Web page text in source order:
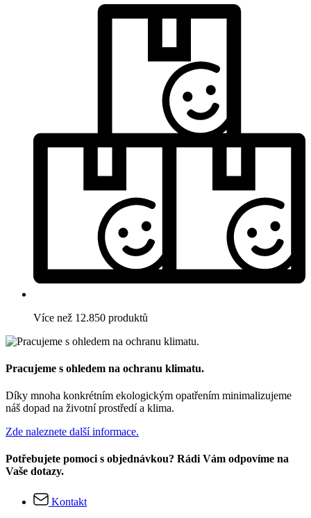
Více než 12.850 produktů
Pracujeme s ohledem na ochranu klimatu.
Díky mnoha konkrétním ekologickým opatřením minimalizujeme
náš dopad na životní prostředí a klima.
Zde naleznete další informace.
Potřebujete pomoci s objednávkou? Rádi Vám odpovíme na
Vaše dotazy.
Kontakt